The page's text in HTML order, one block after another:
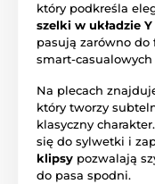
który podkreśla
szelki w układzie Y
pasują zarówno
smart-
Na plecach
który tworzy
klasyczny charakter.
się do sylwetki i
klipsy pozwalają
do pasa spodni.